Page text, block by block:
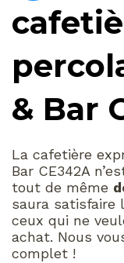
& Bar
La cafetière
Bar CE342A
tout de même
saura satisfaire
ceux qui ne
achat. Nous
complet !